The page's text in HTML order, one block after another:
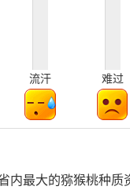
流汗 难过
内最大的猕猴桃种质